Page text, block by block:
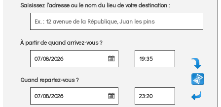
Saisissez l’adresse ou le nom du lieu de votre destination :
À partir de quand arrivez-vous ?
Quand repartez-vous ?